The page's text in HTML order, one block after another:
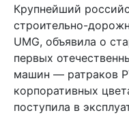
Крупнейший
строительно-
UMG, объявила о
первых
машин — ратраков
корпоративных
поступила в